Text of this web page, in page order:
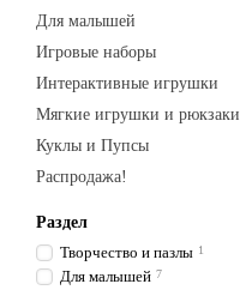
Для малышей
Игровые наборы
Интерактивные игрушки
Мягкие игрушки и рюкзаки
Куклы и Пупсы
Распродажа!
Раздел
Творчество и пазлы 1
Для малышей 7